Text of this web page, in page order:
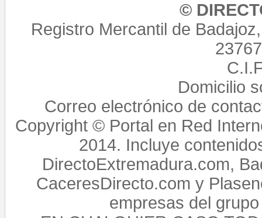
©
Registro Mercantil de
Domicilio
Correo electrónico de
Copyright © Portal en Red
2014. Incluye
DirectoExtremadura.com,
CaceresDirecto.com y
empresas del